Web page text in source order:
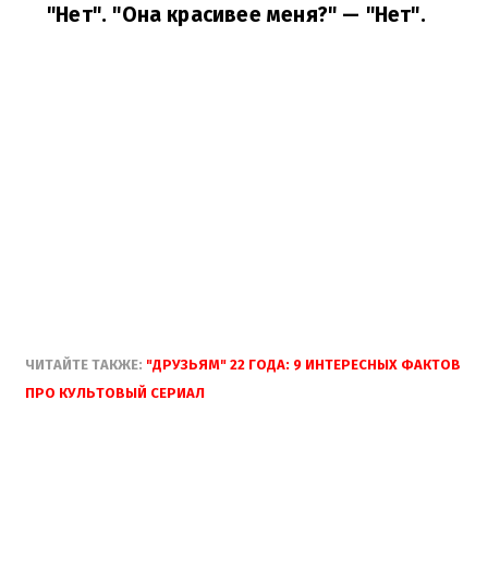
"Нет". "Она красивее меня?" — "Нет".
ЧИТАЙТЕ ТАКЖЕ: "ДРУЗЬЯМ" 22 ГОДА: 9 ИНТЕРЕСНЫХ ФАКТОВ
ПРО КУЛЬТОВЫЙ СЕРИАЛ